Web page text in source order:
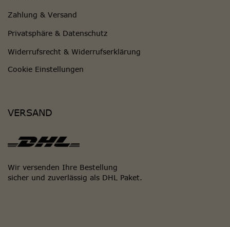
Zahlung & Versand
Privatsphäre & Datenschutz
Widerrufsrecht & Widerrufserklärung
Cookie Einstellungen
VERSAND
Wir versenden Ihre Bestellung
sicher und zuverlässig als DHL Paket.